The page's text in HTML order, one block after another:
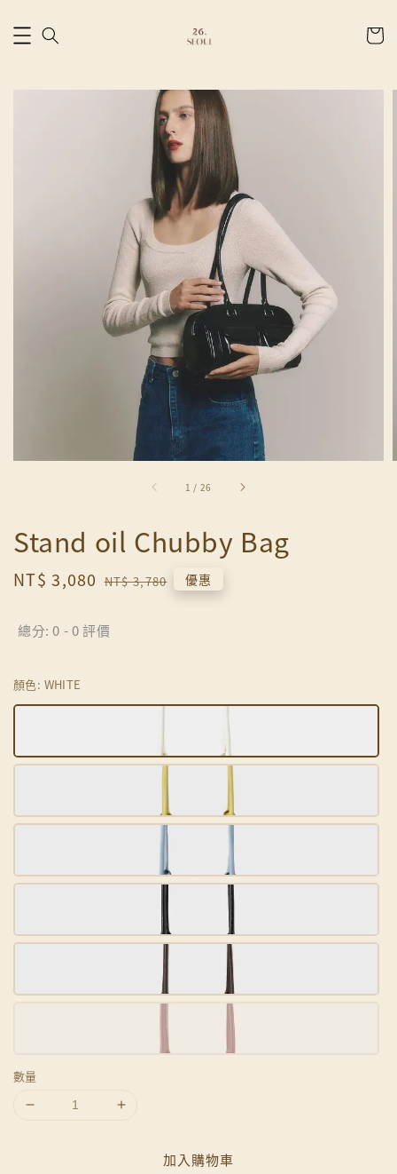
1 / 26
Stand oil Chubby Bag
Sale
NT$ 3,080 Regular
NT$ 3,780 優惠
總分:0 -0評價
顏色: WHITE
數量
加入購物車